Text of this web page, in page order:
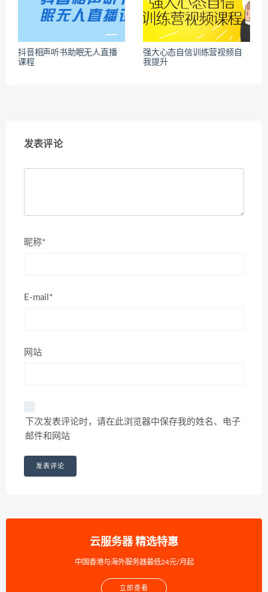
抖音相声听书助眠无人直播
课程
强大心态自信训练营视频自
我提升
发表评论
昵称*
E-mail*
网站
下次发表评论时，请在此浏览器中保存我的姓名、电子
邮件和网站
云服务器 精选特惠
中国香港与海外服务器最低24元/月起
立即查看